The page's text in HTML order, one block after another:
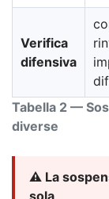
Tabella 2 —
diverse
Verifica
difensiva
⚠️ La
sola